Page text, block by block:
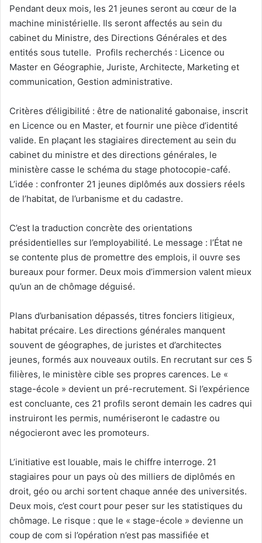
Pendant deux mois, les 21 jeunes seront au cœur de la
machine ministérielle. Ils seront affectés au sein du
cabinet du Ministre, des Directions Générales et des
entités sous tutelle. Profils recherchés : Licence ou
Master en Géographie, Juriste, Architecte, Marketing et
communication, Gestion administrative.
Critères d’éligibilité : être de nationalité gabonaise, inscrit
en Licence ou en Master, et fournir une pièce d’identité
valide. En plaçant les stagiaires directement au sein du
cabinet du ministre et des directions générales, le
ministère casse le schéma du stage photocopie-café.
L’idée : confronter 21 jeunes diplômés aux dossiers réels
de l’habitat, de l’urbanisme et du cadastre.
C’est la traduction concrète des orientations
présidentielles sur l’employabilité. Le message : l’État ne
se contente plus de promettre des emplois, il ouvre ses
bureaux pour former. Deux mois d’immersion valent mieux
qu’un an de chômage déguisé.
Plans d’urbanisation dépassés, titres fonciers litigieux,
habitat précaire. Les directions générales manquent
souvent de géographes, de juristes et d’architectes
jeunes, formés aux nouveaux outils. En recrutant sur ces 5
filières, le ministère cible ses propres carences. Le «
stage-école » devient un pré-recrutement. Si l’expérience
est concluante, ces 21 profils seront demain les cadres qui
instruiront les permis, numériseront le cadastre ou
négocieront avec les promoteurs.
L’initiative est louable, mais le chiffre interroge. 21
stagiaires pour un pays où des milliers de diplômés en
droit, géo ou archi sortent chaque année des universités.
Deux mois, c’est court pour peser sur les statistiques du
chômage. Le risque : que le « stage-école » devienne un
coup de com si l’opération n’est pas massifiée et